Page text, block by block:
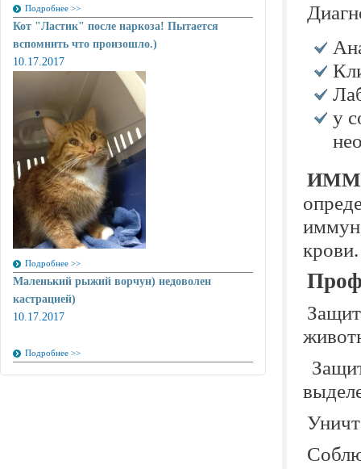
Подробнее >>
Кот "Ластик" после наркоза! Пытается
вспомнить что произошло.)
10.17.2017
Подробнее >>
Маленький рыжий ворчун) недоволен
кастрацией)
10.17.2017
Подробнее >>
у
крови.